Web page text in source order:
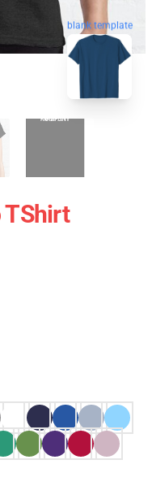
blank template
TShirt